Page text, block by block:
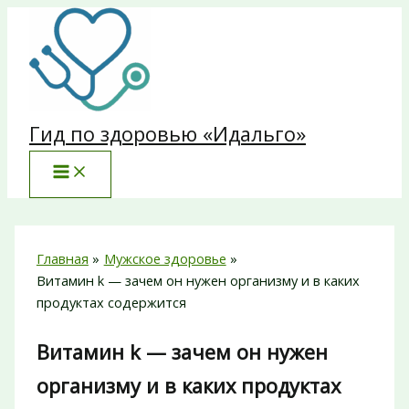
Перейти
содержимому
Гид по здоровью «Идальго»
Главная
Мужское здоровье
Витамин k — зачем он нужен организму и в каких
продуктах содержится
Витамин k — зачем он нужен
организму и в каких продуктах